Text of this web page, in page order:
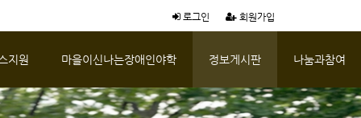
로그인 회원가입
지원 마을이신나는장애인야학 정보게시판 나눔과참여